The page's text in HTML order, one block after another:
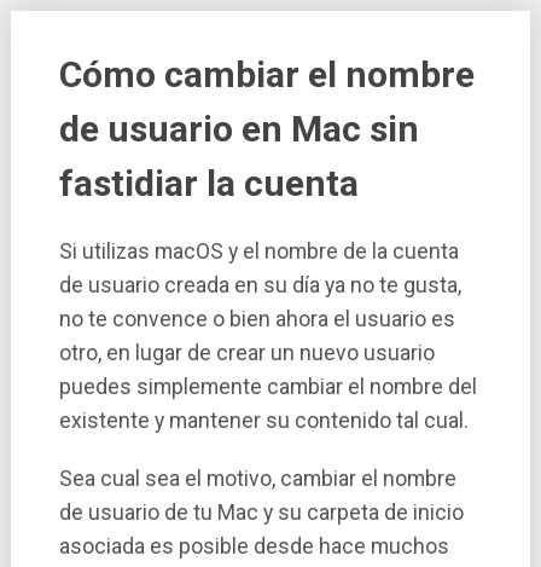
Cómo cambiar el nombre
de usuario en Mac sin
fastidiar la cuenta
Si utilizas macOS y el nombre de la cuenta
de usuario creada en su día ya no te gusta,
no te convence o bien ahora el usuario es
otro, en lugar de crear un nuevo usuario
puedes simplemente cambiar el nombre del
existente y mantener su contenido tal cual.
Sea cual sea el motivo, cambiar el nombre
de usuario de tu Mac y su carpeta de inicio
asociada es posible desde hace muchos